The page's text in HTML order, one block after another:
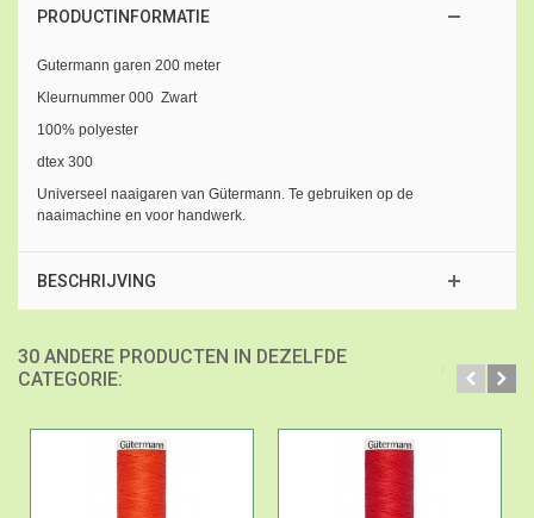
PRODUCTINFORMATIE
Gutermann garen 200 meter
Kleurnummer 000 Zwart
100% polyester
dtex 300
Universeel naaigaren van Gütermann. Te gebruiken op de
naaimachine en voor handwerk.
BESCHRIJVING
30 ANDERE PRODUCTEN IN DEZELFDE
CATEGORIE: